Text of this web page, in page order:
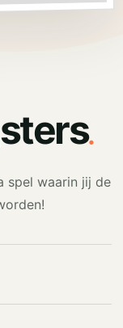
.
spel waarin jij de